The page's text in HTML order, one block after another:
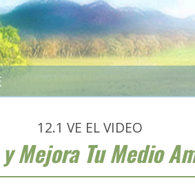
12.1 VE EL VIDEO
Mejora Tu Medio